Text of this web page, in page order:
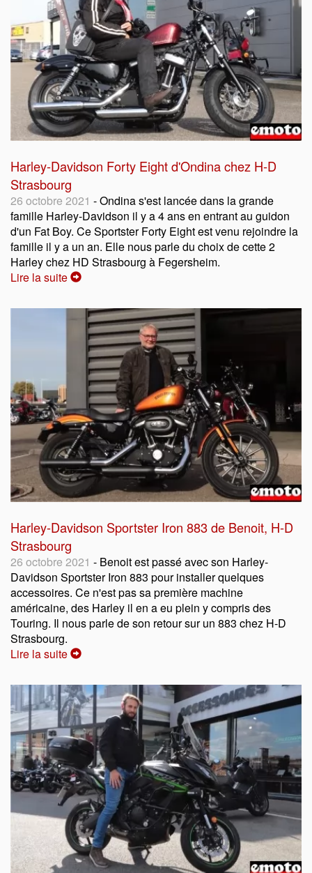
Harley-Davidson Forty Eight d'Ondina chez H-D
Strasbourg
26 octobre 2021 - Ondina s'est lancée dans la grande
famille Harley-Davidson il y a 4 ans en entrant au guidon
d'un Fat Boy. Ce Sportster Forty Eight est venu rejoindre la
famille il y a un an. Elle nous parle du choix de cette 2
Harley chez HD Strasbourg à Fegersheim.
Lire la suite
Harley-Davidson Sportster Iron 883 de Benoit, H-D
Strasbourg
26 octobre 2021 - Benoit est passé avec son Harley-
Davidson Sportster Iron 883 pour installer quelques
accessoires. Ce n'est pas sa première machine
américaine, des Harley il en a eu plein y compris des
Touring. Il nous parle de son retour sur un 883 chez H-D
Strasbourg.
Lire la suite